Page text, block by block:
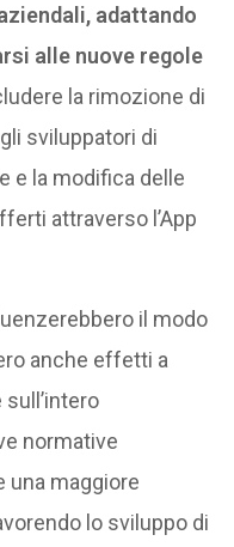
adattando
alle nuove regole
la rimozione di
sviluppatori di
e la modifica delle
attraverso l’App
il modo
anche effetti a
normative
una maggiore
lo sviluppo di